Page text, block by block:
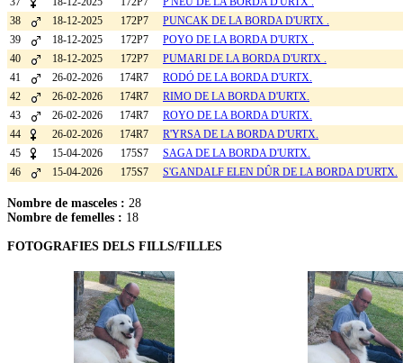
38
18-12-2025 172P7
PUNCAK DE LA BORDA D'URTX .
39
18-12-2025 172P7
POYO DE LA BORDA D'URTX .
40
18-12-2025 172P7
PUMARI DE LA BORDA D'URTX .
41
26-02-2026 174R7
RODÓ DE LA BORDA D'URTX.
42
26-02-2026 174R7
RIMO DE LA BORDA D'URTX.
43
26-02-2026 174R7
ROYO DE LA BORDA D'URTX.
44
26-02-2026 174R7
R'YRSA DE LA BORDA D'URTX.
45
15-04-2026 175S7
SAGA DE LA BORDA D'URTX.
46
15-04-2026 175S7 S'GANDALF ELEN DÛR DE LA BORDA D'URTX.
Nombre de masceles : 28
Nombre de femelles : 18
FOTOGRAFIES DELS FILLS/FILLES